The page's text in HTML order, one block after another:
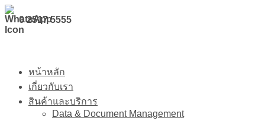
0 2517 5555
หน้าหลัก
เกี่ยวกับเรา
สินค้าและบริการ
Data & Document Management